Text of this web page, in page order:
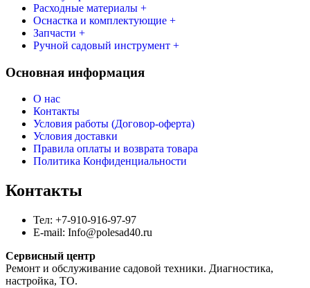
Расходные материалы +
Оснастка и комплектующие +
Запчасти +
Ручной садовый инструмент +
Основная информация
О нас
Контакты
Условия работы (Договор-оферта)
Условия доставки
Правила оплаты и возврата товара
Политика Конфиденциальности
Контакты
Тел: +7-910-916-97-97
E-mail: Info@polesad40.ru
Сервисный центр
Ремонт и обслуживание садовой техники. Диагностика,
настройка, ТО.